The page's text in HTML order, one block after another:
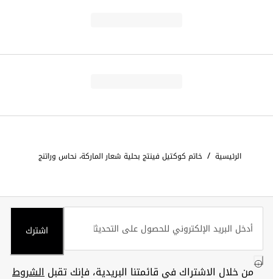
الرئيسية / خاتم كوكتيل فينتج بحلية شعار الماركة، نحاس وراتنج
اشترك
من خلال الاشتراك في قائمتنا البريدية، فإنك تقبلالشروط